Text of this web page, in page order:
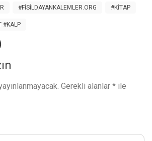
#FISILDAYANKALEMLER.ORG #KITAP
#KALP
Gerekli alanlar * ile